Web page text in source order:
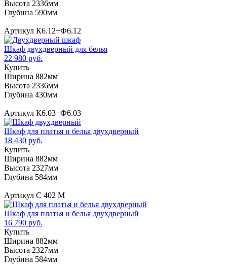
Высота 2336мм
Глубина 590мм
Артикул К6.12+Ф6.12
Шкаф двухдверный для белья
22 980 руб.
Купить
Ширина 882мм
Высота 2336мм
Глубина 430мм
Артикул К6.03+Ф6.03
Шкаф для платья и белья двухдверный
18 430 руб.
Купить
Ширина 882мм
Высота 2327мм
Глубина 584мм
Артикул С 402 М
Шкаф для платья и белья двухдверный
16 790 руб.
Купить
Ширина 882мм
Высота 2327мм
Глубина 584мм